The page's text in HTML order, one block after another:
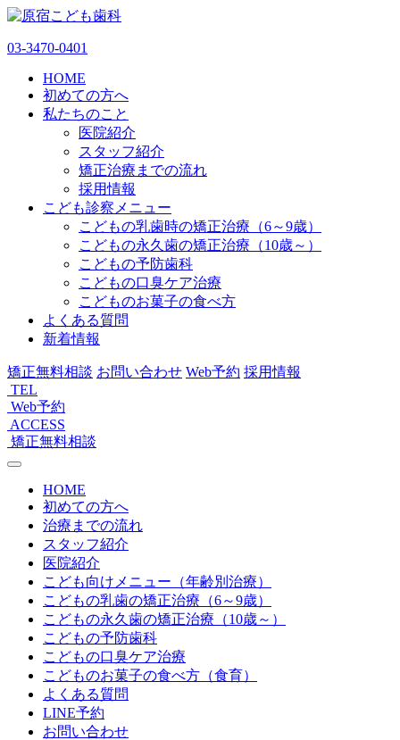
03-3470-0401
HOME
初めての方へ
私たちのこと
医院紹介
スタッフ紹介
矯正治療までの流れ
採用情報
こども診察メニュー
こどもの乳歯時の矯正治療（6～9歳）
こどもの永久歯の矯正治療（10歳～）
こどもの予防歯科
こどもの口臭ケア治療
こどものお菓子の食べ方
よくある質問
新着情報
矯正無料相談 お問い合わせ Web予約 採用情報
TEL
Web予約
ACCESS
矯正無料相談
HOME
初めての方へ
治療までの流れ
スタッフ紹介
医院紹介
こども向けメニュー（年齢別治療）
こどもの乳歯の矯正治療（6～9歳）
こどもの永久歯の矯正治療（10歳～）
こどもの予防歯科
こどもの口臭ケア治療
こどものお菓子の食べ方（食育）
よくある質問
LINE予約
お問い合わせ